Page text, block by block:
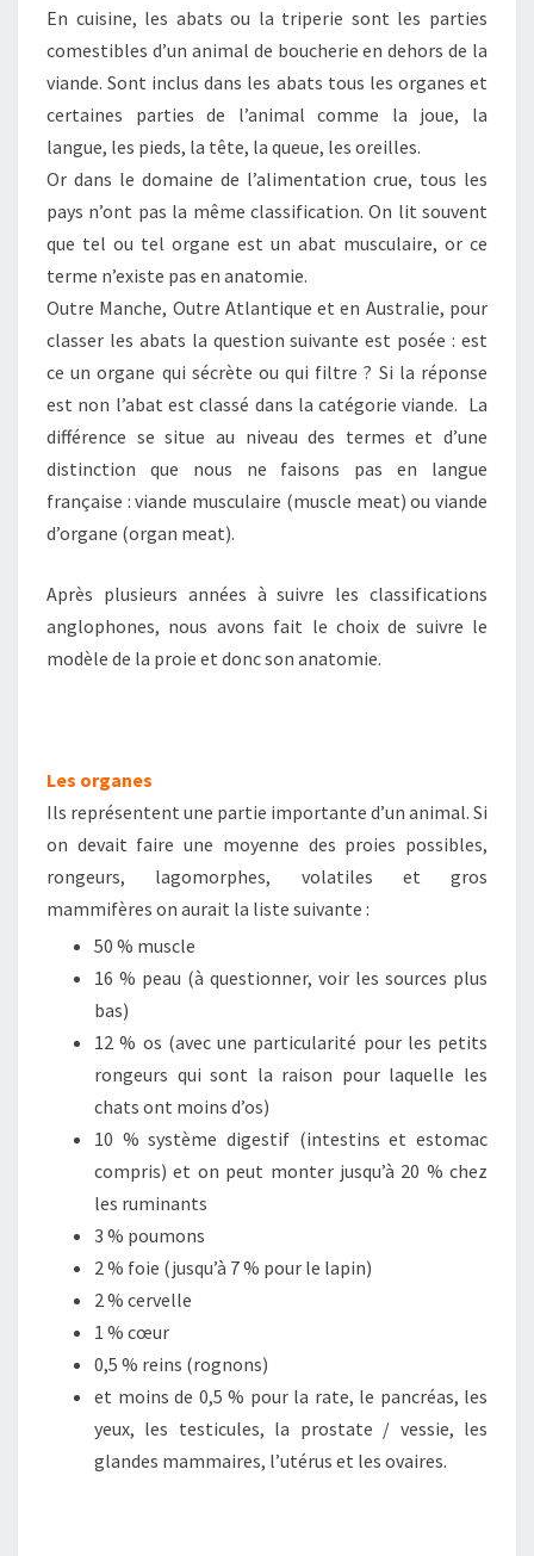
En cuisine, les abats ou la triperie sont les parties
comestibles d’un animal de boucherie en dehors de la
viande. Sont inclus dans les abats tous les organes et
certaines parties de l’animal comme la joue, la
langue, les pieds, la tête, la queue, les oreilles.
Or dans le domaine de l’alimentation crue, tous les
pays n’ont pas la même classification. On lit souvent
que tel ou tel organe est un abat musculaire, or ce
terme n’existe pas en anatomie.
Outre Manche, Outre Atlantique et en Australie, pour
classer les abats la question suivante est posée : est
ce un organe qui sécrète ou qui filtre ? Si la réponse
est non l’abat est classé dans la catégorie viande. La
différence se situe au niveau des termes et d’une
distinction que nous ne faisons pas en langue
française : viande musculaire (muscle meat) ou viande
d’organe (organ meat).
Après plusieurs années à suivre les classifications
anglophones, nous avons fait le choix de suivre le
modèle de la proie et donc son anatomie.
Les organes
Ils représentent une partie importante d’un animal. Si
on devait faire une moyenne des proies possibles,
rongeurs, lagomorphes, volatiles et gros
mammifères on aurait la liste suivante :
50 % muscle
16 % peau (à questionner, voir les sources plus
bas)
12 % os (avec une particularité pour les petits
rongeurs qui sont la raison pour laquelle les
chats ont moins d’os)
10 % système digestif (intestins et estomac
compris) et on peut monter jusqu’à 20 % chez
les ruminants
3 % poumons
2 % foie (jusqu’à 7 % pour le lapin)
2 % cervelle
1 % cœur
0,5 % reins (rognons)
et moins de 0,5 % pour la rate, le pancréas, les
yeux, les testicules, la prostate / vessie, les
glandes mammaires, l’utérus et les ovaires.